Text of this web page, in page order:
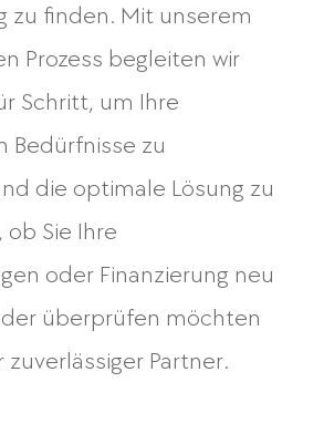
zu finden. Mit unserem
Prozess begleiten wir
Schritt, um Ihre
Bedürfnisse zu
die optimale Lösung zu
ob Sie Ihre
oder Finanzierung neu
überprüfen möchten
zuverlässiger Partner.